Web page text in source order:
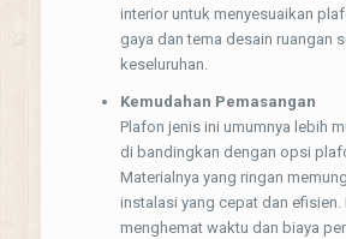
interior untuk menyesuaikan
gaya dan tema desain ruangan
keseluruhan.
Kemudahan Pemasangan
Plafon jenis ini umumnya lebih
di bandingkan dengan opsi
Materialnya yang ringan
instalasi yang cepat dan efisien.
menghemat waktu dan biaya